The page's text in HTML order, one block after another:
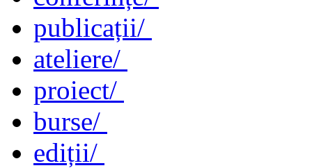
publicații/
ateliere/
proiect/
burse/
ediții/